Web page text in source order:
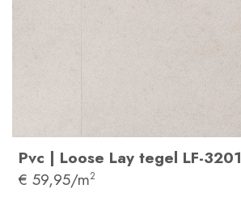
Pvc | Loose Lay tegel LF-3201
€ 59,95/m2